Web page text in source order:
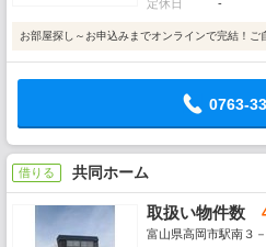
定休日
-
お部屋探し～お申込みまでオンラインで完結！ご
0763-
借りる 共同ホーム
取扱い物件数
富山県高岡市駅南３